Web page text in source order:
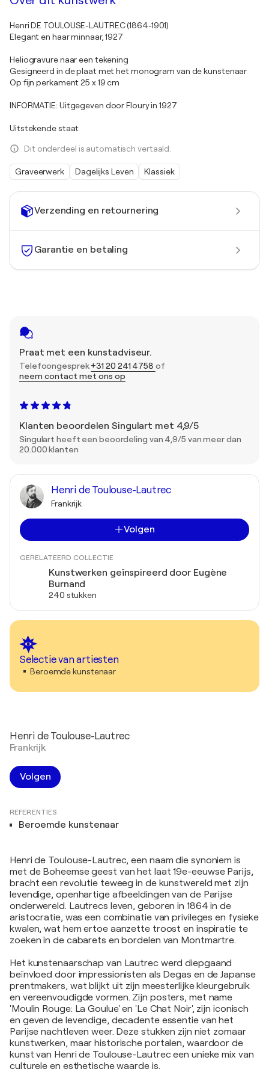
Verzending en retournering
Garantie en betaling
Praat met een kunstadviseur.
Telefoongesprek+31 20 241 4758 of
neem contact met ons op
Klanten beoordelen Singulart met 4,9/5
Singulart heeft een beoordeling van 4,9/5 van meer dan
20.000 klanten
Henri de Toulouse-Lautrec
Frankrijk
Volgen
GERELATEERD COLLECTIE
Kunstwerken geïnspireerd door Eugène
Burnand
240 stukken
Selectie van artiesten
Beroemde kunstenaar
Henri DE TOULOUSE-LAUTREC (1864-1901)
Elegant en haar minnaar, 1927
Heliogravure naar een tekening
Gesigneerd in de plaat met het monogram van de kunstenaar
Op fijn perkament 25 x 19 cm
INFORMATIE: Uitgegeven door Floury in 1927
Uitstekende staat
Dit onderdeel is automatisch vertaald.
Graveerwerk Dagelijks Leven Klassiek
Henri de Toulouse-Lautrec
Frankrijk
Volgen
REFERENTIES
Beroemde kunstenaar
Henri de Toulouse-Lautrec, een naam die synoniem is
met de Boheemse geest van het laat 19e-eeuwse Parijs,
bracht een revolutie teweeg in de kunstwereld met zijn
levendige, openhartige afbeeldingen van de Parijse
onderwereld. Lautrecs leven, geboren in 1864 in de
aristocratie, was een combinatie van privileges en fysieke
kwalen, wat hem ertoe aanzette troost en inspiratie te
zoeken in de cabarets en bordelen van Montmartre.
Het kunstenaarschap van Lautrec werd diepgaand
beïnvloed door impressionisten als Degas en de Japanse
prentmakers, wat blijkt uit zijn meesterlijke kleurgebruik
en vereenvoudigde vormen. Zijn posters, met name
'Moulin Rouge: La Goulue' en 'Le Chat Noir', zijn iconisch
en geven de levendige, decadente essentie van het
Parijse nachtleven weer. Deze stukken zijn niet zomaar
kunstwerken, maar historische portalen, waardoor de
kunst van Henri de Toulouse-Lautrec een unieke mix van
culturele en esthetische waarde is.